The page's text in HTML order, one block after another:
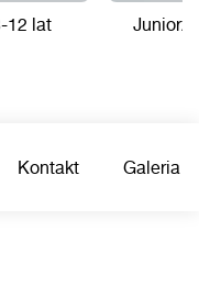
12 lat
Kontakt Galeria